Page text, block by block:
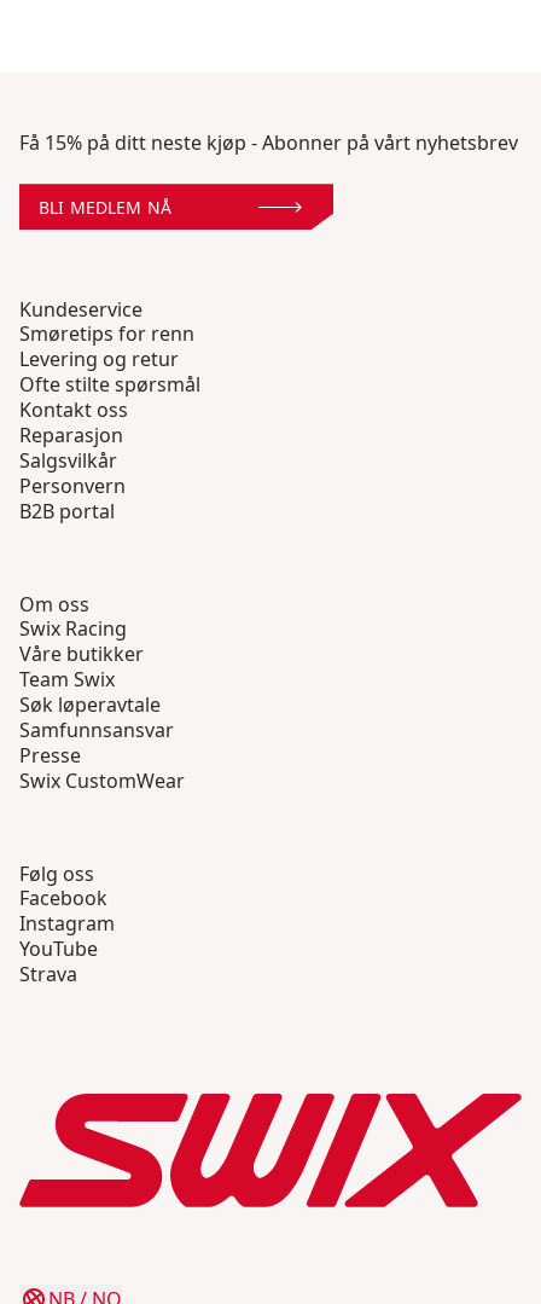
Få 15% på ditt neste kjøp - Abonner på vårt nyhetsbrev
BLI MEDLEM NÅ
Kundeservice
Smøretips for renn
Levering og retur
Ofte stilte spørsmål
Kontakt oss
Reparasjon
Salgsvilkår
Personvern
B2B portal
Om oss
Swix Racing
Våre butikker
Team Swix
Søk løperavtale
Samfunnsansvar
Presse
Swix CustomWear
Følg oss
Facebook
Instagram
YouTube
Strava
NB / NO